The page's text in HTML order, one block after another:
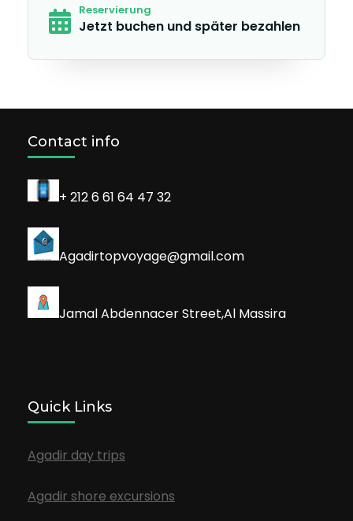
Reservierung
Jetzt buchen und später bezahlen
Contact info
+ 212 6 61 64 47 32
Agadirtopvoyage@gmail.com
Jamal Abdennacer Street,Al Massira
Quick Links
Agadir day trips
Agadir shore excursions